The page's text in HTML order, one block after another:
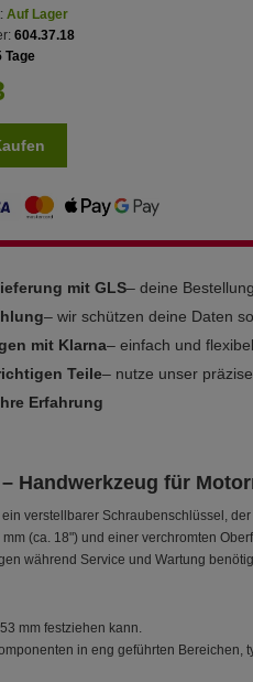
Auf Lager
604.37.18
Tage
mit GLS– deine
– wir schützen deine Daten
mit Klarna– einfach und flexibel
Teile– nutze unser
Erfahrung
Handwerkzeug für
verstellbarer Schraubenschlüssel,
(ca. 18") und einer verchromten
während Service und Wartung
mm festziehen kann.
in eng geführten Bereichen,